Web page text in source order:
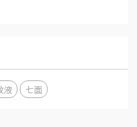
液 七面